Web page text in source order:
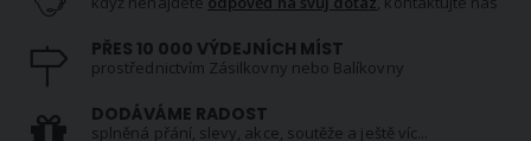
PŘES 10 000 VÝDEJNÍCH MÍST
prostřednictvím Zásilkovny nebo Balíkovny
DODÁVÁME RADOST
splněná přání, slevy, akce, soutěže a ještě víc...